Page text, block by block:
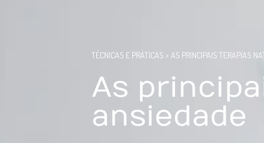
TÉCNICAS E PRÁTICAS > AS PRINCIPAIS TERAPIAS
As
ansiedade